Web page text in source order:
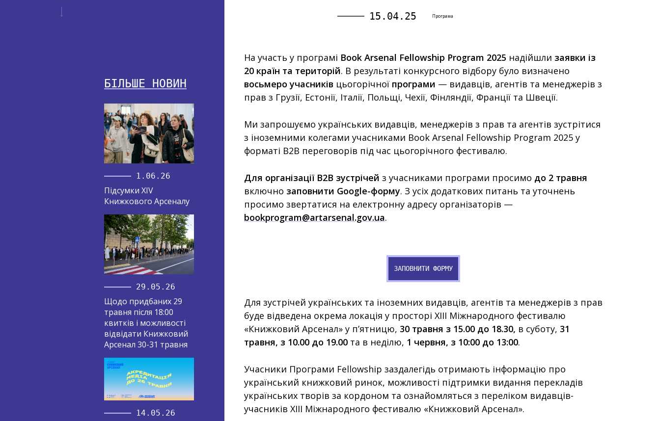
15.04.25 Програма
БІЛЬШЕ НОВИН
1.06.26
Підсумки XIV
Книжкового Арсеналу
29.05.26
Щодо придбаних 29
травня після 18:00
квитків і можливості
відвідати Книжковий
Арсенал 30-31 травня
14.05.26
На участь у програмі Book Arsenal Fellowship Program 2025 надійшли заявки із
20 країн та територій. В результаті конкурсного відбору було визначено
восьмеро учасників цьогорічної програми — видавців, агентів та менеджерів з
прав з Грузії, Естонії, Італії, Польщі, Чехії, Фінляндії, Франції та Швеції.
Ми запрошуємо українських видавців, менеджерів з прав та агентів зустрітися
з іноземними колегами учасниками Book Arsenal Fellowship Program 2025 у
форматі B2B переговорів під час цьогорічного фестивалю.
Для організації B2B зустрічей з учасниками програми просимо до 2 травня
включно заповнити Google-форму. З усіх додаткових питань та уточнень
просимо звертатися на електронну адресу організаторів —
bookprogram@artarsenal.gov.ua.
ЗАПОВНИТИ ФОРМУ
Для зустрічей українських та іноземних видавців, агентів та менеджерів з прав
буде відведена окрема локація у просторі XIII Міжнародного фестивалю
«Книжковий Арсенал» у п’ятницю, 30 травня з 15.00 до 18.30, в суботу, 31
травня, з 10.00 до 19.00 та в неділю, 1 червня, з 10:00 до 13:00.
Учасники Програми Fellowship заздалегідь отримають інформацію про
український книжковий ринок, можливості підтримки видання перекладів
українських творів за кордоном та ознайомляться з переліком видавців-
учасників XIII Міжнародного фестивалю «Книжковий Арсенал».